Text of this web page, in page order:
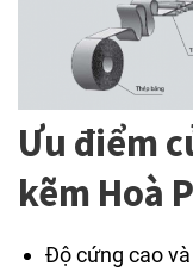
Ưu điểm
kẽm Hoà
Độ cứng cao